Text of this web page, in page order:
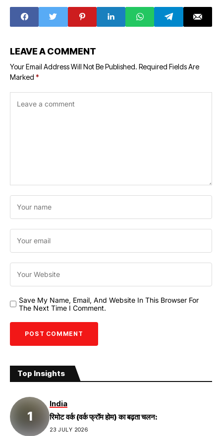
LEAVE A COMMENT
Your Email Address Will Not Be Published. Required Fields Are
Marked *
Save My Name, Email, And Website In This Browser For
The Next Time I Comment.
Top Insights
India
रिमोट वर्क (वर्क फ्रॉम होम) का बढ़ता चलन:
23 JULY 2026